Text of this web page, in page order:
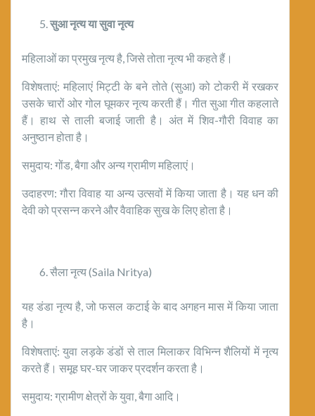
सुआनृत्ययासुवानृत्य
महिलाओं का प्रमुख नृत्य है, जिसे तोता नृत्य भी कहते हैं।
विशेषताएं: महिलाएं मिट्टी के बने तोते (सुआ) को टोकरी में रखकर
उसके चारों ओर गोल घूमकर नृत्य करती हैं। गीत सुआ गीत कहलाते
हैं। हाथ से ताली बजाई जाती है। अंत में शिव-गौरी विवाह का
अनुष्ठान होता है।
समुदाय: गोंड, बैगा और अन्य ग्रामीण महिलाएं।
उदाहरण: गौरा विवाह या अन्य उत्सवों में किया जाता है। यह धन की
देवी को प्रसन्न करने और वैवाहिक सुख के लिए होता है।
सैला नृत्य (Saila Nritya)
यह डंडा नृत्य है, जो फसल कटाई के बाद अगहन मास में किया जाता
है।
विशेषताएं: युवा लड़के डंडों से ताल मिलाकर विभिन्न शैलियों में नृत्य
करते हैं। समूह घर-घर जाकर प्रदर्शन करता है।
समुदाय: ग्रामीण क्षेत्रों के युवा, बैगा आदि।